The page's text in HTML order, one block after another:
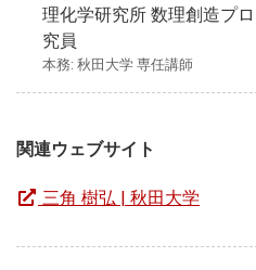
理化学研究所 数理創造プ
究員
本務: 秋田大学 専任講師
関連ウェブサイト
三角 樹弘 | 秋田大学